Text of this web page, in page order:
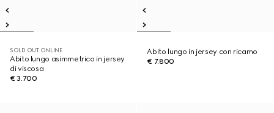
SOLD OUT ONLINE
Abito lungo asimmetrico in jersey
di viscosa
€ 3.700
Abito lungo in jersey con ricamo
€ 7.800